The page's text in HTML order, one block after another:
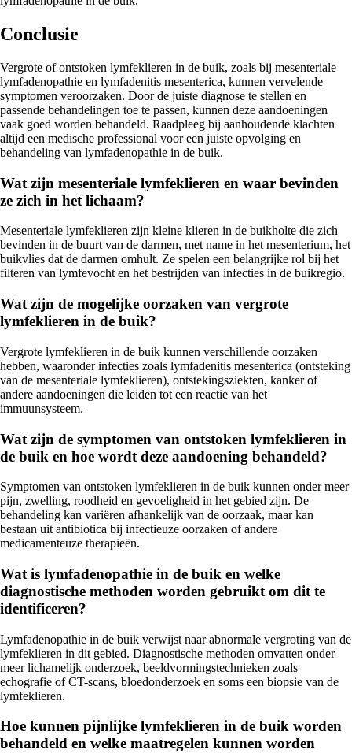
Conclusie
Vergrote of ontstoken lymfeklieren in de buik, zoals bij mesenteriale
lymfadenopathie en lymfadenitis mesenterica, kunnen vervelende
symptomen veroorzaken. Door de juiste diagnose te stellen en
passende behandelingen toe te passen, kunnen deze aandoeningen
vaak goed worden behandeld. Raadpleeg bij aanhoudende klachten
altijd een medische professional voor een juiste opvolging en
behandeling van lymfadenopathie in de buik.
Wat zijn mesenteriale lymfeklieren en waar bevinden
ze zich in het lichaam?
Mesenteriale lymfeklieren zijn kleine klieren in de buikholte die zich
bevinden in de buurt van de darmen, met name in het mesenterium, het
buikvlies dat de darmen omhult. Ze spelen een belangrijke rol bij het
filteren van lymfevocht en het bestrijden van infecties in de buikregio.
Wat zijn de mogelijke oorzaken van vergrote
lymfeklieren in de buik?
Vergrote lymfeklieren in de buik kunnen verschillende oorzaken
hebben, waaronder infecties zoals lymfadenitis mesenterica (ontsteking
van de mesenteriale lymfeklieren), ontstekingsziekten, kanker of
andere aandoeningen die leiden tot een reactie van het
immuunsysteem.
Wat zijn de symptomen van ontstoken lymfeklieren in
de buik en hoe wordt deze aandoening behandeld?
Symptomen van ontstoken lymfeklieren in de buik kunnen onder meer
pijn, zwelling, roodheid en gevoeligheid in het gebied zijn. De
behandeling kan variëren afhankelijk van de oorzaak, maar kan
bestaan uit antibiotica bij infectieuze oorzaken of andere
medicamenteuze therapieën.
Wat is lymfadenopathie in de buik en welke
diagnostische methoden worden gebruikt om dit te
identificeren?
Lymfadenopathie in de buik verwijst naar abnormale vergroting van de
lymfeklieren in dit gebied. Diagnostische methoden omvatten onder
meer lichamelijk onderzoek, beeldvormingstechnieken zoals
echografie of CT-scans, bloedonderzoek en soms een biopsie van de
lymfeklieren.
Hoe kunnen pijnlijke lymfeklieren in de buik worden
behandeld en welke maatregelen kunnen worden